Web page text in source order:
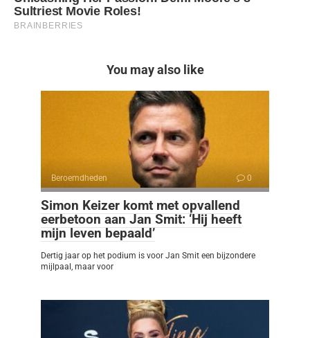
You may also like
Beroemdheden 0
Simon Keizer komt met opvallend
eerbetoon aan Jan Smit: ‘Hij heeft
mijn leven bepaald’
Dertig jaar op het podium is voor Jan Smit een bijzondere
mijlpaal, maar voor